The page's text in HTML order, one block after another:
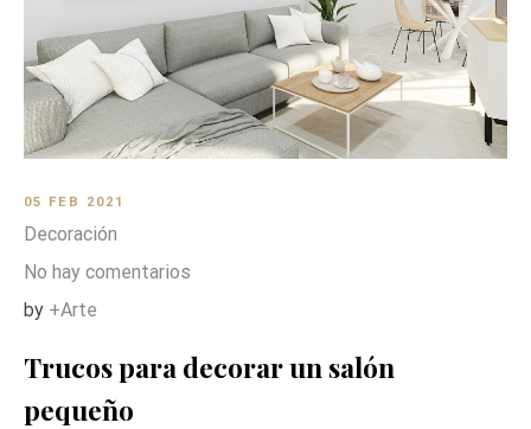
05 FEB 2021
Decoración
No hay comentarios
by +Arte
Trucos para decorar un salón
pequeño